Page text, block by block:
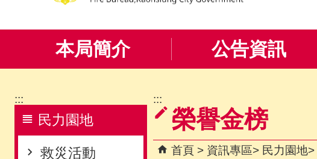
本局簡介 公告資訊
:::
民力園地
救災活動
:::
榮譽金榜
首頁 資訊專區 民力園地